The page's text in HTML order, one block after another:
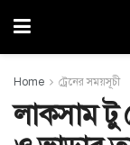
Home ট্রেনের সময়সূচী
লাকসাম টু